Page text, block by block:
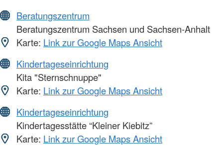
Beratungszentrum
Beratungszentrum Sachsen und Sachsen-Anhalt
Karte: Link zur Google Maps Ansicht
Kindertageseinrichtung
Kita "Sternschnuppe"
Karte: Link zur Google Maps Ansicht
Kindertageseinrichtung
Kindertagesstätte “Kleiner Kiebitz”
Karte: Link zur Google Maps Ansicht